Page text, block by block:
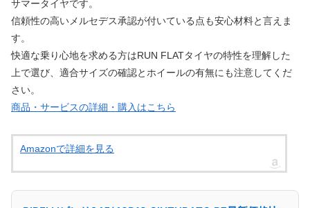
サマータイヤです。
信頼性の高いメルセデス承認が付いている点も安心材料と言えま
す。
快適な乗り心地を求める方はRUN FLATタイヤの特性を理解した
上で選び、適合サイズの確認とホイールの有無にも注意してくだ
さい。
商品・サービスの詳細・購入はこちら
Amazonで詳細を見る